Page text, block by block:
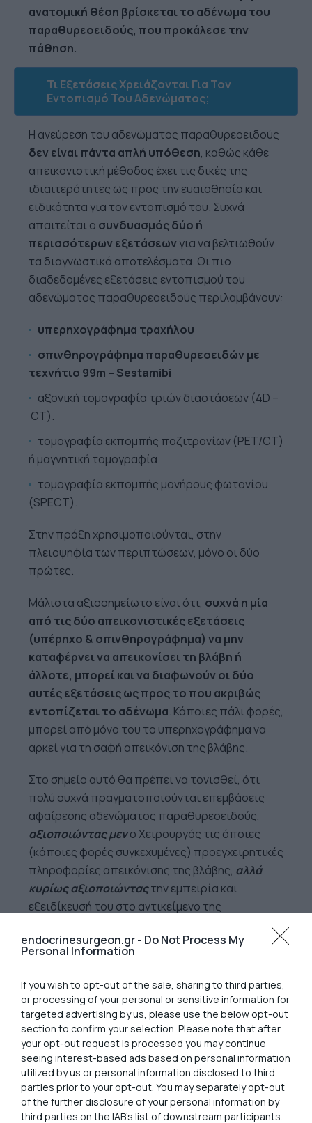
endocrinesurgeon.gr - Do Not Process My
Personal Information
If you wish to opt-out of the sale, sharing to third parties,
or processing of your personal or sensitive information for
targeted advertising by us, please use the below opt-out
section to confirm your selection. Please note that after
your opt-out request is processed you may continue
seeing interest-based ads based on personal information
utilized by us or personal information disclosed to third
parties prior to your opt-out. You may separately opt-out
of the further disclosure of your personal information by
third parties on the IAB’s list of downstream participants.
ανατομική θέση βρίσκεται το αδένωμα του
παραθυρεοειδούς, που προκάλεσε την
πάθηση.
Τι Εξετάσεις Χρειάζονται Για Τον
Εντοπισμό Του Αδενώματος;
Η ανεύρεση του αδενώματος παραθυρεοειδούς
δεν είναι πάντα απλή υπόθεση, καθώς κάθε
απεικονιστική μέθοδος έχει τις δικές της
ιδιαιτερότητες ως προς την ευαισθησία και
ειδικότητα για τον εντοπισμό του. Συχνά
απαιτείται ο συνδυασμόςδύο ή
περισσότερων εξετάσεων για να βελτιωθούν
τα διαγνωστικά αποτελέσματα. Οι πιο
διαδεδομένες εξετάσεις εντοπισμού του
αδενώματος παραθυρεοειδούς περιλαμβάνουν:
υπερηχογράφημα τραχήλου
σπινθηρογράφημα παραθυρεοειδών με
τεχνήτιο 99m – Sestamibi
αξονική τομογραφία τριών διαστάσεων (4D –
CT).
τομογραφία εκπομπής ποζιτρονίων (PET/CT)
ή μαγνητική τομογραφία
τομογραφία εκπομπής μονήρους φωτονίου
(SPECT).
Στην πράξη χρησιμοποιούνται, στην
πλειοψηφία των περιπτώσεων, μόνο οι δύο
πρώτες.
Μάλιστα αξιοσημείωτο είναι ότι, συχνά η μία
από τις δύο απεικονιστικές εξετάσεις
(υπέρηχο & σπινθηρογράφημα) να μην
καταφέρνει να απεικονίσει τη βλάβη ή
άλλοτε, μπορεί και να διαφωνούν οι δύο
αυτές εξετάσεις ως προς το που ακριβώς
εντοπίζεται το αδένωμα. Κάποιες πάλι φορές,
μπορεί από μόνο του το υπερηχογράφημα να
αρκεί για τη σαφή απεικόνιση της βλάβης.
Στο σημείο αυτό θα πρέπει να τονισθεί, ότι
πολύ συχνά πραγματοποιούνται επεμβάσεις
αφαίρεσης αδενώματος παραθυρεοειδούς,
αξιοποιώντας μενο Χειρουργός τις όποιες
(κάποιες φορές συγκεχυμένες) προεγχειρητικές
πληροφορίες απεικόνισης της βλάβης, αλλά
κυρίως αξιοποιώνταςτην εμπειρία και
εξειδίκευσή του στο αντικείμενο της
κυρίαρχη σημασία όχι μόνο η αξιολόγηση των
η ειδική εκπαίδευση, ικανότητα και εμπειρία
στο να αναζητηθείΔΙΕΓΧΕΙΡΗΤΙΚΑτο ένα ή
περισσότερα αδενώματα και να αφαιρεθούν με
απόλυτη επιτυχία.
Μπορούν Οι Παραθυρεοειδείς Αδένες Να
Έχουν Πολλαπλά Αδενώματα;